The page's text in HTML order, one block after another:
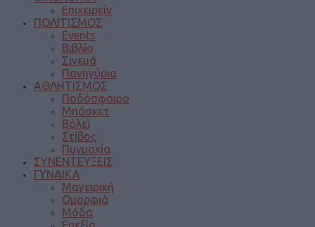
Επιχειρείν
ΠΟΛΙΤΙΣΜΟΣ
Events
Βιβλίο
Σινεμά
Πανηγύρια
ΑΘΛΗΤΙΣΜΟΣ
Ποδόσφαιρο
Μπάσκετ
Βόλεϊ
Στίβος
Πυγμαχία
ΣΥΝΕΝΤΕΥΞΕΙΣ
ΓΥΝΑΙΚΑ
Μαγειρική
Ομορφιά
Μόδα